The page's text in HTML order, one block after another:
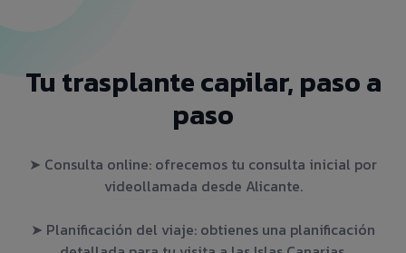
Tu trasplante capilar, paso a
paso
➤ Consulta online: ofrecemos tu consulta inicial por
videollamada desde Alicante.
➤ Planificación del viaje: obtienes una planificación